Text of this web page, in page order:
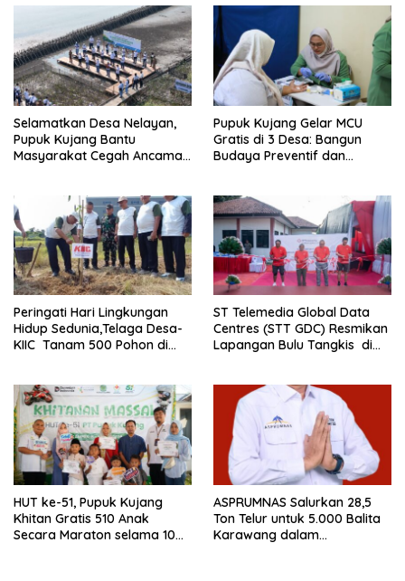
Selamatkan Desa Nelayan,
Pupuk Kujang Bantu
Masyarakat Cegah Ancaman
Pupuk Kujang Gelar MCU
Gratis di 3 Desa: Bangun
Budaya Preventif dan
Peringati Hari Lingkungan
Hidup Sedunia,Telaga Desa-
KIIC Tanam 500 Pohon di
ST Telemedia Global Data
Centres (STT GDC) Resmikan
Lapangan Bulu Tangkis di
HUT ke-51, Pupuk Kujang
Khitan Gratis 510 Anak
Secara Maraton selama 10
ASPRUMNAS Salurkan 28,5
Ton Telur untuk 5.000 Balita
Karawang dalam